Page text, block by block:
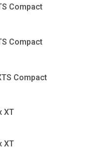
Compact
Compact
Compact
XT
XT